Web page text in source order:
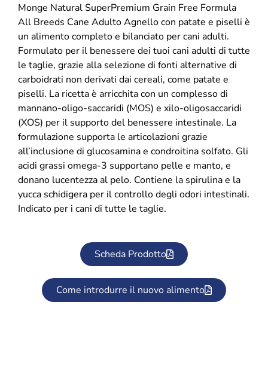
Monge Natural SuperPremium Grain Free Formula
All Breeds Cane Adulto Agnello con patate e piselli è
un alimento completo e bilanciato per cani adulti.
Formulato per il benessere dei tuoi cani adulti di tutte
le taglie, grazie alla selezione di fonti alternative di
carboidrati non derivati dai cereali, come patate e
piselli. La ricetta è arricchita con un complesso di
mannano-oligo-saccaridi (MOS) e xilo-oligosaccaridi
(XOS) per il supporto del benessere intestinale. La
formulazione supporta le articolazioni grazie
all’inclusione di glucosamina e condroitina solfato. Gli
acidi grassi omega-3 supportano pelle e manto, e
donano lucentezza al pelo. Contiene la spirulina e la
yucca schidigera per il controllo degli odori intestinali.
Indicato per i cani di tutte le taglie.
Scheda Prodotto
Come introdurre il nuovo alimento